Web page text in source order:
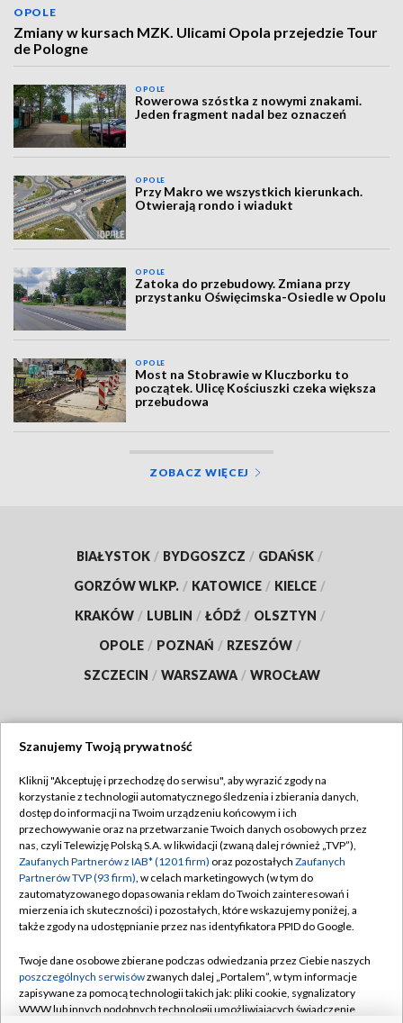
OPOLE
Zmiany w kursach MZK. Ulicami Opola przejedzie Tour
de Pologne
OPOLE
Rowerowa szóstka z nowymi znakami.
Jeden fragment nadal bez oznaczeń
OPOLE
Przy Makro we wszystkich kierunkach.
Otwierają rondo i wiadukt
OPOLE
Zatoka do przebudowy. Zmiana przy
przystanku Oświęcimska-Osiedle w Opolu
OPOLE
Most na Stobrawie w Kluczborku to
początek. Ulicę Kościuszki czeka większa
przebudowa
ZOBACZ WIĘCEJ
BIAŁYSTOK / BYDGOSZCZ / GDAŃSK /
GORZÓW WLKP. / KATOWICE / KIELCE /
KRAKÓW / LUBLIN / ŁÓDŹ / OLSZTYN /
OPOLE / POZNAŃ / RZESZÓW /
SZCZECIN / WARSZAWA / WROCŁAW
TVP
Abonament TVP
Emisja w TVP
Centrum informacji TVP
Naziemna Telewizja Cyfrowa
Rada Programowa
System NOS
Regulamin TVP
Polityka prywatności
Moje zgody
Pomoc
Kontakt
Szanujemy Twoją prywatność
Kliknij "Akceptuję i przechodzę do serwisu", aby wyrazić zgody na
korzystanie z technologii automatycznego śledzenia i zbierania danych,
dostęp do informacji na Twoim urządzeniu końcowym i ich
przechowywanie oraz na przetwarzanie Twoich danych osobowych przez
nas, czyli Telewizję Polską S.A. w likwidacji (zwaną dalej również „TVP”),
Zaufanych Partnerów z IAB* (1201 firm) oraz pozostałych Zaufanych
Partnerów TVP (93 firm), w celach marketingowych (w tym do
zautomatyzowanego dopasowania reklam do Twoich zainteresowań i
mierzenia ich skuteczności) i pozostałych, które wskazujemy poniżej, a
także zgody na udostępnianie przez nas identyfikatora PPID do Google.
Twoje dane osobowe zbierane podczas odwiedzania przez Ciebie naszych
poszczególnych serwisówzwanych dalej „Portalem”, w tym informacje
zapisywane za pomocą technologii takich jak: pliki cookie, sygnalizatory
WWW lub innych podobnych technologii umożliwiających świadczenie